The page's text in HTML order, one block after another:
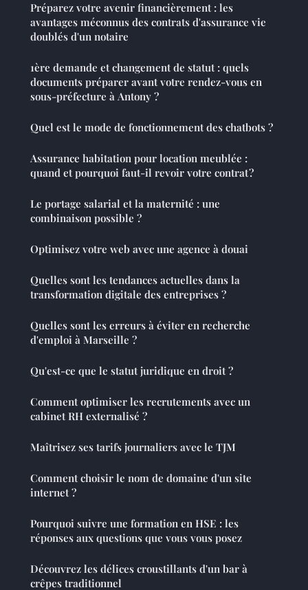
Préparez votre avenir financièrement : les
avantages méconnus des contrats d'assurance vie
doublés d'un notaire
1ère demande et changement de statut : quels
documents préparer avant votre rendez-vous en
sous-préfecture à Antony ?
Quel est le mode de fonctionnement des chatbots ?
Assurance habitation pour location meublée :
quand et pourquoi faut-il revoir votre contrat ?
Le portage salarial et la maternité : une
combinaison possible ?
Optimisez votre web avec une agence à douai
Quelles sont les tendances actuelles dans la
transformation digitale des entreprises ?
Quelles sont les erreurs à éviter en recherche
d'emploi à Marseille ?
Qu'est-ce que le statut juridique en droit ?
Comment optimiser les recrutements avec un
cabinet RH externalisé ?
Maîtrisez ses tarifs journaliers avec le TJM
Comment choisir le nom de domaine d'un site
internet ?
Pourquoi suivre une formation en HSE : les
réponses aux questions que vous vous posez
Découvrez les délices croustillants d'un bar à
crêpes traditionnel